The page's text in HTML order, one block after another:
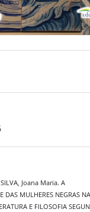
Joana Maria. A
DAS MULHERES NEGRAS NA
E FILOSOFIA